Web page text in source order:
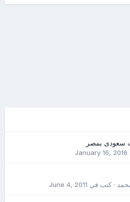
سعودى بمصر
January 16, 2016
· كتب في June 4, 2011